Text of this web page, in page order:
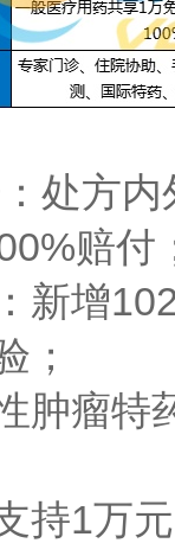
处方
赔付
新增
；
肿瘤特
持1万